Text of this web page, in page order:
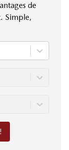
de
Simple,